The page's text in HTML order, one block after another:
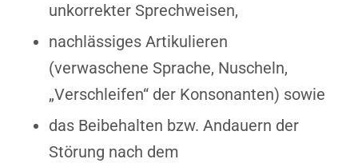
unkorrekter Sprechweisen,
nachlässiges Artikulieren
(verwaschene Sprache, Nuscheln,
„Verschleifen“ der Konsonanten) sowie
das Beibehalten bzw. Andauern der
Störung nach dem